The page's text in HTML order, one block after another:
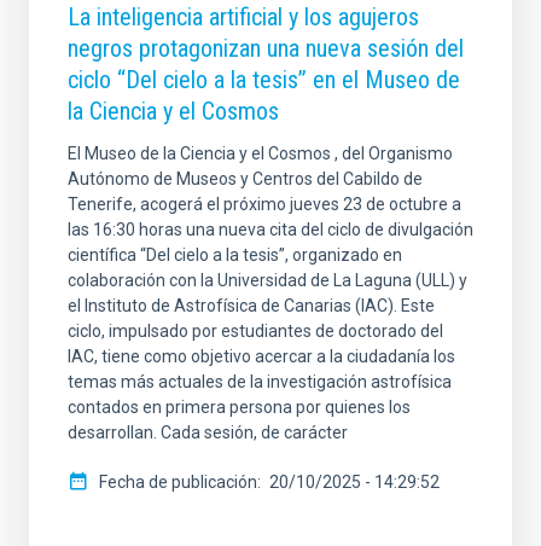
La inteligencia artificial y los agujeros
negros protagonizan una nueva sesión del
ciclo “Del cielo a la tesis” en el Museo de
la Ciencia y el Cosmos
El Museo de la Ciencia y el Cosmos , del Organismo
Autónomo de Museos y Centros del Cabildo de
Tenerife, acogerá el próximo jueves 23 de octubre a
las 16:30 horas una nueva cita del ciclo de divulgación
científica “Del cielo a la tesis”, organizado en
colaboración con la Universidad de La Laguna (ULL) y
el Instituto de Astrofísica de Canarias (IAC). Este
ciclo, impulsado por estudiantes de doctorado del
IAC, tiene como objetivo acercar a la ciudadanía los
temas más actuales de la investigación astrofísica
contados en primera persona por quienes los
desarrollan. Cada sesión, de carácter
Fecha de publicación 20/10/2025 - 14:29:52